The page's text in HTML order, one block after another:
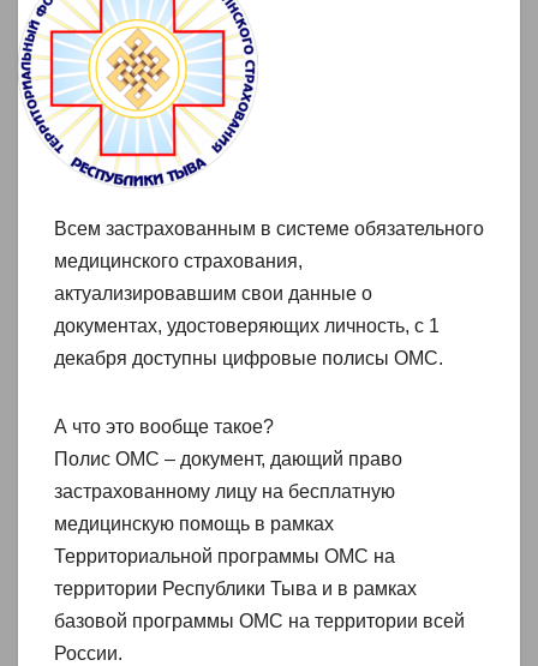
Всем застрахованным в системе обязательного
медицинского страхования,
актуализировавшим свои данные о
документах, удостоверяющих личность, с 1
декабря доступны цифровые полисы ОМС.
А что это вообще такое?
Полис ОМС – документ, дающий право
застрахованному лицу на бесплатную
медицинскую помощь в рамках
Территориальной программы ОМС на
территории Республики Тыва и в рамках
базовой программы ОМС на территории всей
России.